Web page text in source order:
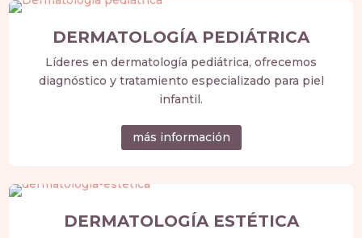
DERMATOLOGÍA PEDIÁTRICA
Líderes en dermatología pediátrica, ofrecemos
diagnóstico y tratamiento especializado para piel
infantil.
más información
DERMATOLOGÍA ESTÉTICA